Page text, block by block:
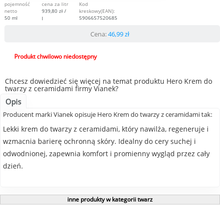
pojemność
netto
50 ml
cena za litr
939,80 zł /
l
Kod
kreskowy(EAN):
5906657520685
Cena:46,99zł
Produkt chwilowo niedostępny
Chcesz dowiedzieć się więcej na temat produktu Hero Krem do
twarzy z ceramidami firmy Vianek?
Opis
Producent marki Vianek opisuje Hero Krem do twarzy z ceramidami tak:
Lekki krem do twarzy z ceramidami, który nawilża, regeneruje i
wzmacnia barierę ochronną skóry. Idealny do cery suchej i
odwodnionej, zapewnia komfort i promienny wygląd przez cały
dzień.
inne produkty w kategorii twarz